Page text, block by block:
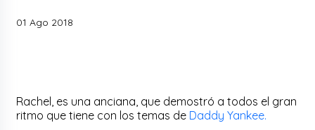
01 Ago 2018
Rachel, es una anciana, que demostró a todos el gran
ritmo que tiene con los temas de Daddy Yankee.